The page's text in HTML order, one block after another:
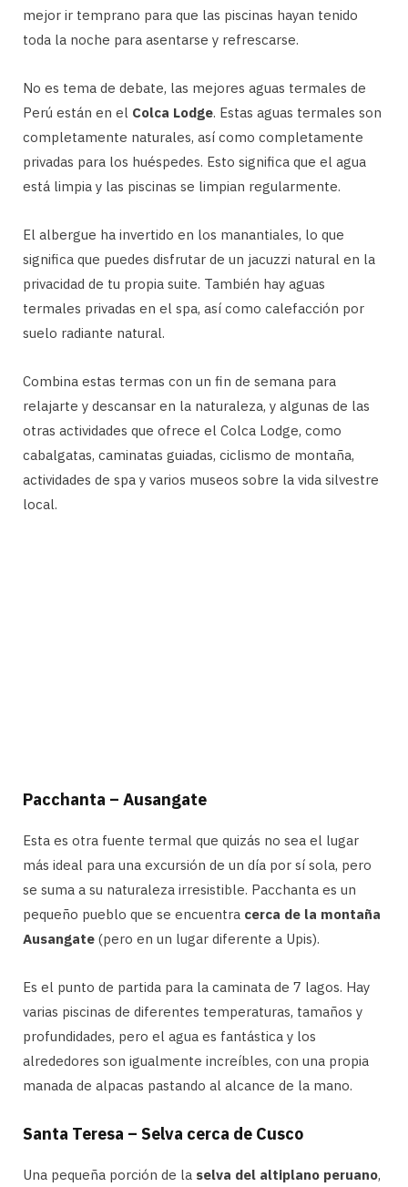
mejor ir temprano para que las piscinas hayan tenido
toda la noche para asentarse y refrescarse.
No es tema de debate, las mejores aguas termales de
Perú están en el Colca Lodge. Estas aguas termales son
completamente naturales, así como completamente
privadas para los huéspedes. Esto significa que el agua
está limpia y las piscinas se limpian regularmente.
El albergue ha invertido en los manantiales, lo que
significa que puedes disfrutar de un jacuzzi natural en la
privacidad de tu propia suite. También hay aguas
termales privadas en el spa, así como calefacción por
suelo radiante natural.
Combina estas termas con un fin de semana para
relajarte y descansar en la naturaleza, y algunas de las
otras actividades que ofrece el Colca Lodge, como
cabalgatas, caminatas guiadas, ciclismo de montaña,
actividades de spa y varios museos sobre la vida silvestre
local.
Pacchanta – Ausangate
Esta es otra fuente termal que quizás no sea el lugar
más ideal para una excursión de un día por sí sola, pero
se suma a su naturaleza irresistible. Pacchanta es un
pequeño pueblo que se encuentra cerca de la montaña
Ausangate (pero en un lugar diferente a Upis).
Es el punto de partida para la caminata de 7 lagos. Hay
varias piscinas de diferentes temperaturas, tamaños y
profundidades, pero el agua es fantástica y los
alrededores son igualmente increíbles, con una propia
manada de alpacas pastando al alcance de la mano.
Santa Teresa – Selva cerca de Cusco
Una pequeña porción de la selva del altiplano peruano,